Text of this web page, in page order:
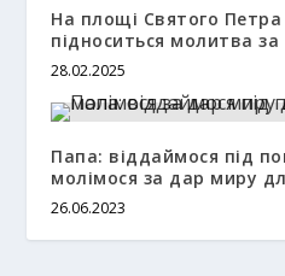
На площі Святого
підноситься молитва за
28.02.2025
Папа: віддаймося під
молімося за дар миру
26.06.2023